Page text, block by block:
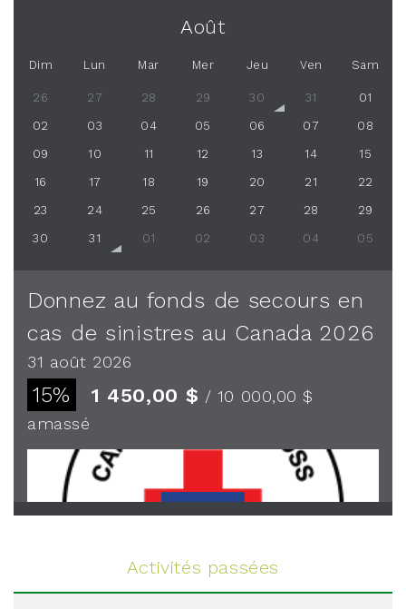
Août
Dim Lun Mar Mer Jeu Ven Sam
26 27 28 29 30 31 01
02 03 04 05 06 07 08
09 10 11 12 13 14 15
16 17 18 19 20 21 22
23 24 25 26 27 28 29
30 31 01 02 03 04 05
Donnez au fonds de secours en
cas de sinistres au Canada 2026
31 août 2026
15% 1 450,00 $ / 10 000,00 $
amassé
Voir plus
Activités passées